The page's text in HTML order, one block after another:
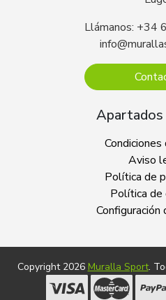
Llámanos: +34
Aviso
Política de
Política de
Configuración
Copyright 2026 Muralla Sport.